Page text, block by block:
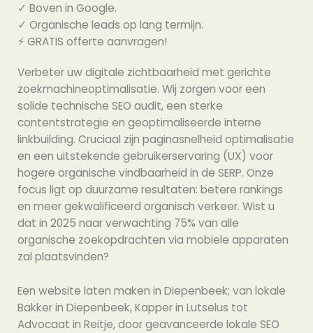
✓ Boven in Google.
✓ Organische leads op lang termijn.
⚡️ GRATIS offerte aanvragen!
Verbeter uw digitale zichtbaarheid met gerichte
zoekmachineoptimalisatie. Wij zorgen voor een
solide technische SEO audit, een sterke
contentstrategie en geoptimaliseerde interne
linkbuilding. Cruciaal zijn paginasnelheid optimalisatie
en een uitstekende gebruikerservaring (UX) voor
hogere organische vindbaarheid in de SERP. Onze
focus ligt op duurzame resultaten: betere rankings
en meer gekwalificeerd organisch verkeer. Wist u
dat in 2025 naar verwachting 75% van alle
organische zoekopdrachten via mobiele apparaten
zal plaatsvinden?
Een website laten maken in Diepenbeek; van lokale
Bakker in Diepenbeek, Kapper in Lutselus tot
Advocaat in Reitje, door geavanceerde lokale SEO